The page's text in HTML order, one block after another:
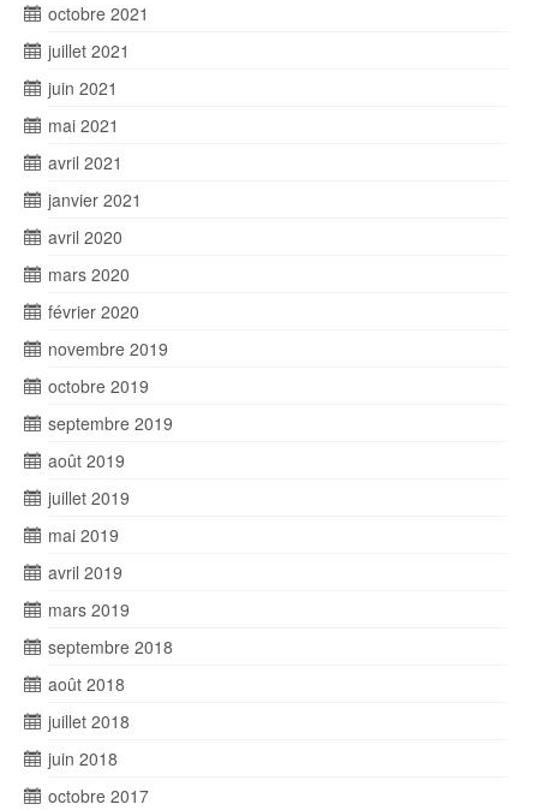
octobre 2021
juillet 2021
juin 2021
mai 2021
avril 2021
janvier 2021
avril 2020
mars 2020
février 2020
novembre 2019
octobre 2019
septembre 2019
août 2019
juillet 2019
mai 2019
avril 2019
mars 2019
septembre 2018
août 2018
juillet 2018
juin 2018
octobre 2017